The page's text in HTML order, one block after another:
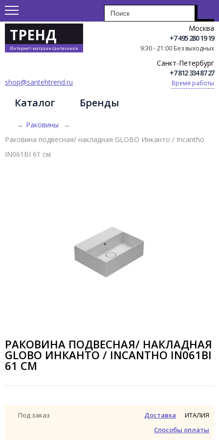
ТРЕНД
Интернет-магазин сантехники
Москва
+7 495 280 19 19
9:30 - 21:00 Без выходных
Санкт-Петербург
+7 812 334 87 27
Время работы
shop@santehtrend.ru
Каталог Бренды
→ Раковины
→
Раковина подвесная/ накладная GLOBO Инканто / Incantho
IN061BI 61 см
РАКОВИНА ПОДВЕСНАЯ/ НАКЛАДНАЯ
GLOBO ИНКАНТО / INCANTHO IN061BI
61 СМ
Под заказ
Доставка
Способы оплаты
ИТАЛИЯ